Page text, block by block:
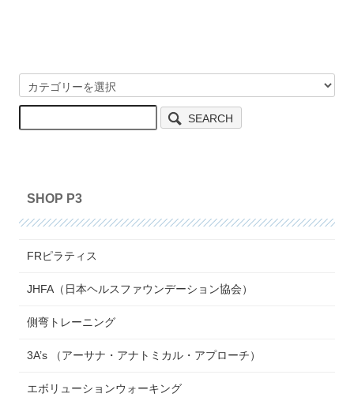
SEARCH
SHOP P3
FRピラティス
JHFA（日本ヘルスファウンデーション協会）
側弯トレーニング
3A’s （アーサナ・アナトミカル・アプローチ）
エボリューションウォーキング